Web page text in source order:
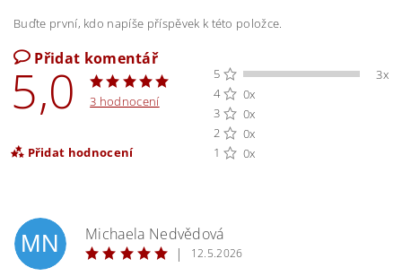
Buďte první, kdo napíše příspěvek k této položce.
Přidat komentář
5,0 3 hodnocení
Přidat hodnocení
5
3x
4
0x
3
0x
2
0x
1
0x
MN
Michaela Nedvědová
|
12.5.2026